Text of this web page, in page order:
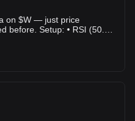
RSI (50.0):
(+-1.5%) • TP2: